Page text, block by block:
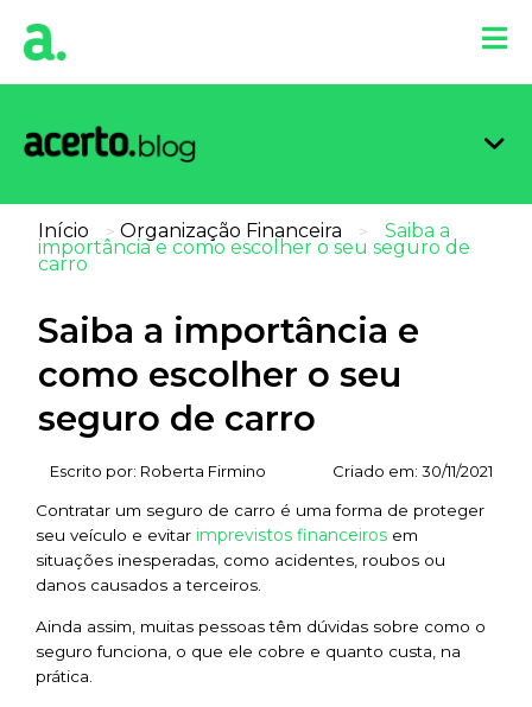
Início > Organização Financeira > Saiba a
importância e como escolher o seu seguro de
carro
Saiba a importância e
como escolher o seu
seguro de carro
Escrito por: Roberta Firmino Criado em: 30/11/2021
Contratar um seguro de carro é uma forma de proteger
seu veículo e evitar imprevistos financeiros em
situações inesperadas, como acidentes, roubos ou
danos causados a terceiros.
Ainda assim, muitas pessoas têm dúvidas sobre como o
seguro funciona, o que ele cobre e quanto custa, na
prática.